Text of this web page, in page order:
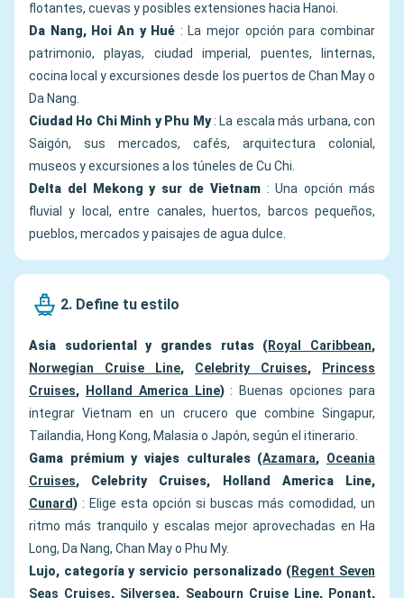
flotantes, cuevas y posibles extensiones hacia Hanoi.
Da Nang, Hoi An y Hué : La mejor opción para combinar
patrimonio, playas, ciudad imperial, puentes, linternas,
cocina local y excursiones desde los puertos de Chan May o
Da Nang.
Ciudad Ho Chi Minh y Phu My: La escala más urbana, con
Saigón, sus mercados, cafés, arquitectura colonial,
museos y excursiones a los túneles de Cu Chi.
Delta del Mekong y sur de Vietnam: Una opción más
fluvial y local, entre canales, huertos, barcos pequeños,
pueblos, mercados y paisajes de agua dulce.
2. Define tu estilo
Asia sudoriental y grandes rutas (Royal Caribbean,
Norwegian Cruise Line, Celebrity Cruises,
Princess
Cruises, Holland America Line): Buenas opciones para
integrar Vietnam en un crucero que combine Singapur,
Tailandia, Hong Kong, Malasia o Japón, según el itinerario.
Gama prémium y viajes culturales (Azamara, Oceania
Cruises, Celebrity Cruises, Holland America Line,
Cunard) : Elige esta opción si buscas más comodidad, un
ritmo más tranquilo y escalas mejor aprovechadas en Ha
Long, Da Nang, Chan May o Phu My.
Lujo, categoría y servicio personalizado (Regent Seven
Seas Cruises, Silversea, Seabourn Cruise Line, Ponant,